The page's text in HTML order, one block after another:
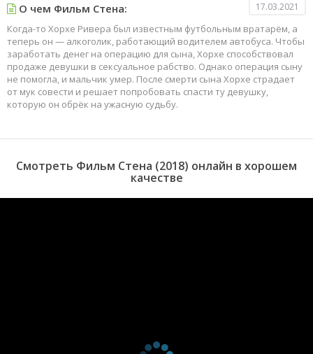
О чем Фильм Стена: 17.03.2021
Когда-то Хорхе Ривера был известным футбольным вратарём, а
теперь он — алкоголик, работающий водителем автобуса. Чтобы
заработать денег на операцию для сына, Хорхе способствовал
продаже девушки в сексуальное рабство. Однако операция сыну
не помогла, и мальчик умер. После смерти сына Хорхе страдает
от мук совести и решает попробовать спасти ту девушку,
которую он обрёк на ужасную судьбу.
Смотреть Фильм Стена (2018) онлайн в хорошем
качестве